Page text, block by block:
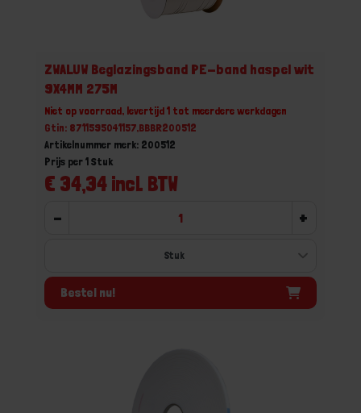
ZWALUW Beglazingsband PE-band haspel wit
9X4MM 275M
Niet op voorraad, levertijd 1 tot meerdere werkdagen
Gtin: 8711595041157,BBBR200512
Artikelnummer merk: 200512
€ 34,34 incl. BTW
Prijs per 1 Stuk
- +
Bestel nu!